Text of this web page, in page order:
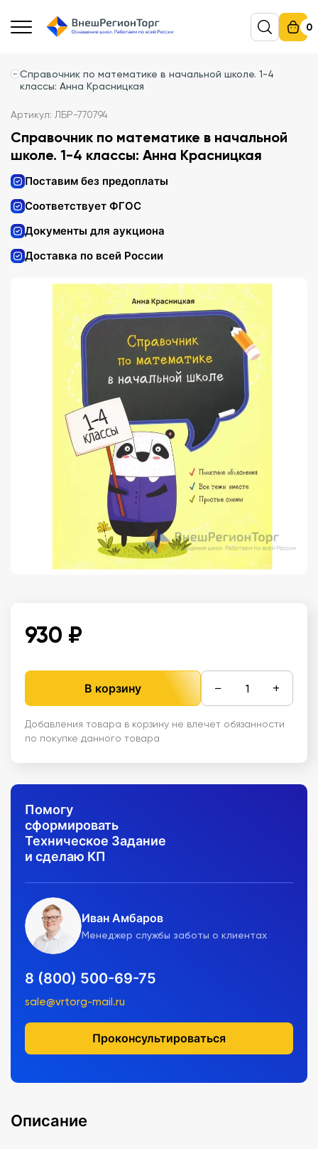
0
Справочник по математике в начальной школе. 1-4
классы: Анна Красницкая
Артикул: ЛБР-770794
Справочник по математике в начальной
школе. 1-4 классы: Анна Красницкая
Поставим без предоплаты
Соответствует ФГОС
Документы для аукциона
Доставка по всей России
930 ₽
В корзину − +
Добавления товара в корзину не влечет обязанности
по покупке данного товара
Помогу
сформировать
Техническое Задание
и сделаю КП
Иван Амбаров
Менеджер службы заботы о клиентах
8 (800) 500-69-75
sale@vrtorg-mail.ru
Проконсультироваться
Описание